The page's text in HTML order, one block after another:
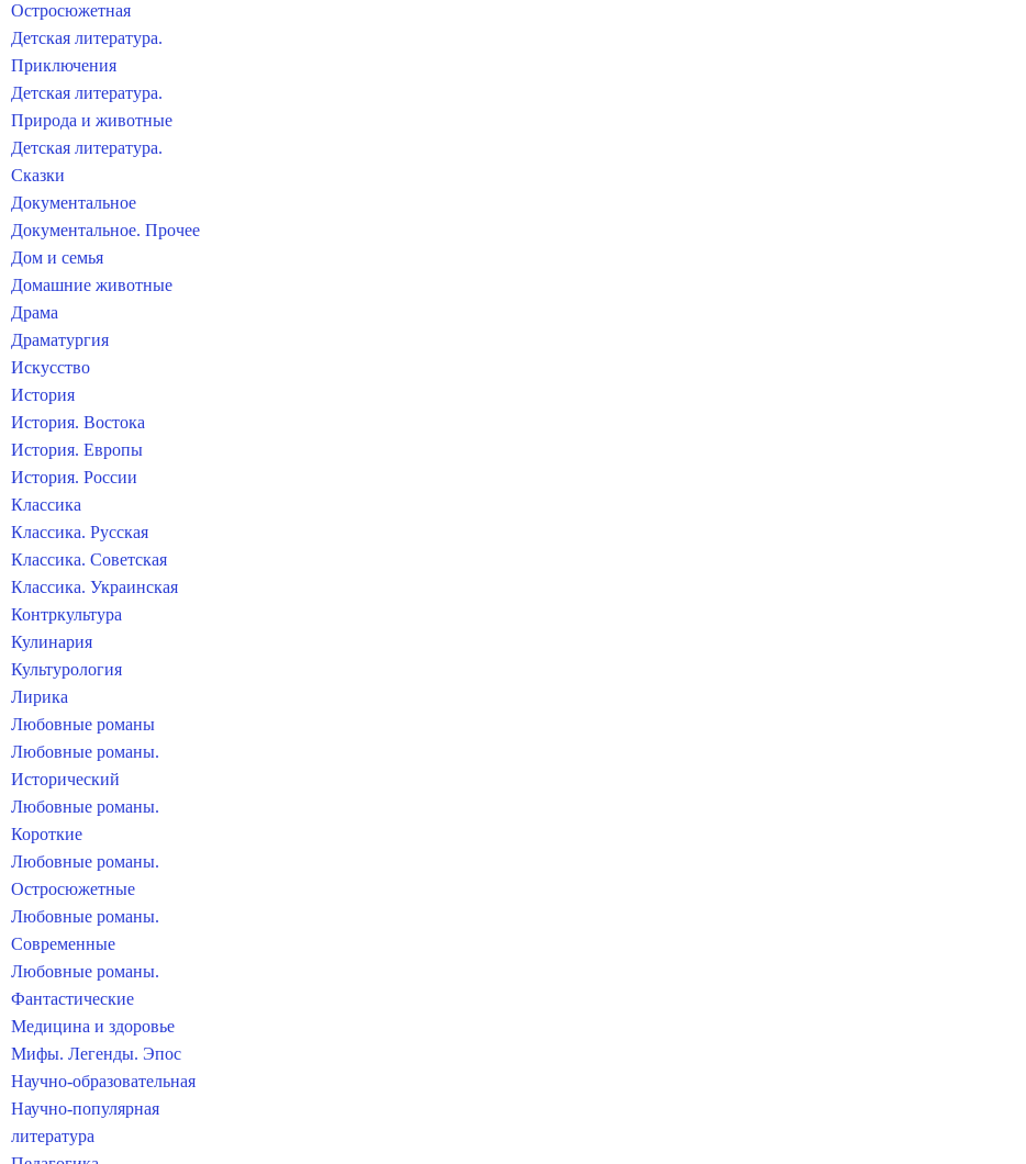
Остросюжетная
Детская литература.
Приключения
Детская литература.
Природа и животные
Детская литература.
Сказки
Документальное
Документальное. Прочее
Дом и семья
Домашние животные
Драма
Драматургия
Искусство
История
История. Востока
История. Европы
История. России
Классика
Классика. Русская
Классика. Советская
Классика. Украинская
Контркультура
Кулинария
Культурология
Лирика
Любовные романы
Любовные романы.
Исторический
Любовные романы.
Короткие
Любовные романы.
Остросюжетные
Любовные романы.
Современные
Любовные романы.
Фантастические
Медицина и здоровье
Мифы. Легенды. Эпос
Научно-образовательная
Научно-популярная
литература